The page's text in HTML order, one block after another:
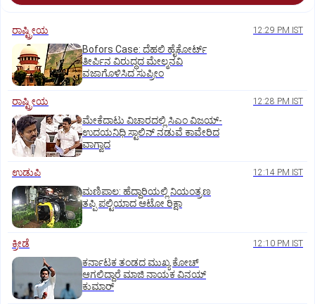
ರಾಷ್ಟ್ರೀಯ 12:29 PM IST
Bofors Case: ದೆಹಲಿ ಹೈಕೋರ್ಟ್‌
ತೀರ್ಪಿನ ವಿರುದ್ಧದ ಮೇಲ್ಮನವಿ
ವಜಾಗೊಳಿಸಿದ ಸುಪ್ರೀಂ
ರಾಷ್ಟ್ರೀಯ 12:28 PM IST
ಮೇಕೆದಾಟು ವಿಚಾರದಲ್ಲಿ ಸಿಎಂ ವಿಜಯ್-
ಉದಯನಿಧಿ ಸ್ಟಾಲಿನ್ ನಡುವೆ ಕಾವೇರಿದ
ವಾಗ್ವಾದ
ಉಡುಪಿ 12:14 PM IST
ಮಣಿಪಾಲ: ಹೆದ್ದಾರಿಯಲ್ಲಿ ನಿಯಂತ್ರಣ
ತಪ್ಪಿ ಪಲ್ಟಿಯಾದ ಆಟೋ ರಿಕ್ಷಾ
ಕ್ರೀಡೆ 12:10 PM IST
ಕರ್ನಾಟಕ ತಂಡದ ಮುಖ್ಯ ಕೋಚ್‌
ಆಗಲಿದ್ದಾರೆ ಮಾಜಿ ನಾಯಕ ವಿನಯ್‌
ಕುಮಾರ್